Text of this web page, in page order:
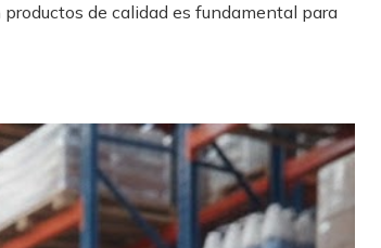
de calidad es fundamental para